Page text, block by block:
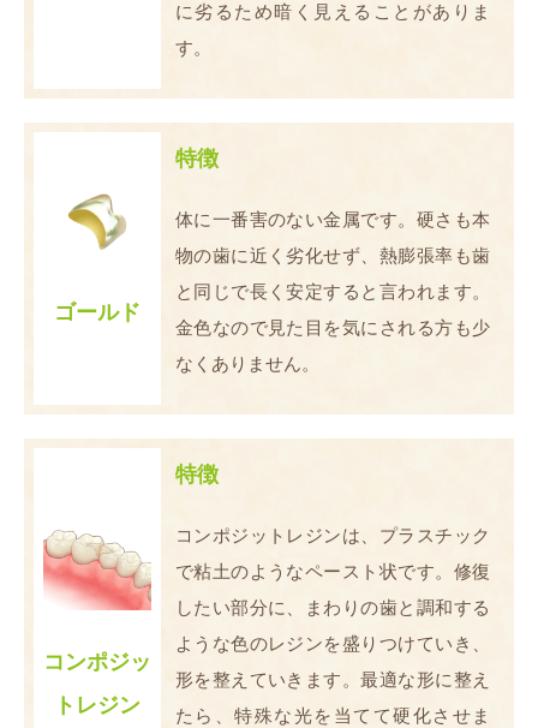
に劣るため暗く見えることがありま
す。
ゴールド
特徴
体に一番害のない金属です。硬さも本
物の歯に近く劣化せず、熱膨張率も歯
と同じで長く安定すると言われます。
金色なので見た目を気にされる方も少
なくありません。
コンポジッ
トレジン
特徴
コンポジットレジンは、プラスチック
で粘土のようなペースト状です。修復
したい部分に、まわりの歯と調和する
ような色のレジンを盛りつけていき、
形を整えていきます。最適な形に整え
たら、特殊な光を当てて硬化させま